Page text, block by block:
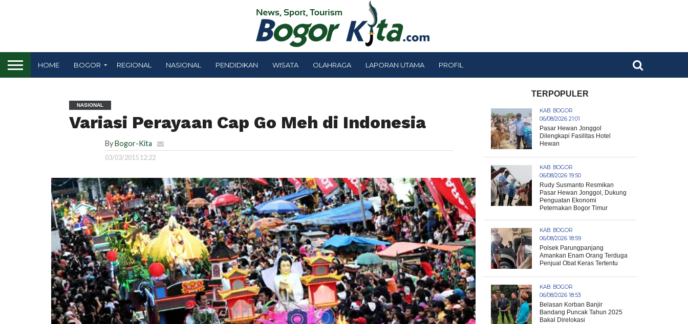
HOME BOGOR REGIONAL NASIONAL PENDIDIKAN WISATA OLAHRAGA LAPORAN UTAMA PROFIL
NASIONAL
Variasi Perayaan Cap Go Meh di Indonesia
ByBogor-Kita
03/03/2015 12:22
TERPOPULER
KAB. BOGOR
06/08/2026 21:01
Pasar Hewan Jonggol
Dilengkapi Fasilitas Hotel
Hewan
KAB. BOGOR
06/08/2026 19:50
Rudy Susmanto Resmikan
Pasar Hewan Jonggol, Dukung
Penguatan Ekonomi
Peternakan Bogor Timur
KAB. BOGOR
06/08/2026 18:59
Polsek Parungpanjang
Amankan Enam Orang Terduga
Penjual Obat Keras Tertentu
KAB. BOGOR
06/08/2026 18:53
Belasan Korban Banjir
Bandang Puncak Tahun 2025
Bakal Direlokasi